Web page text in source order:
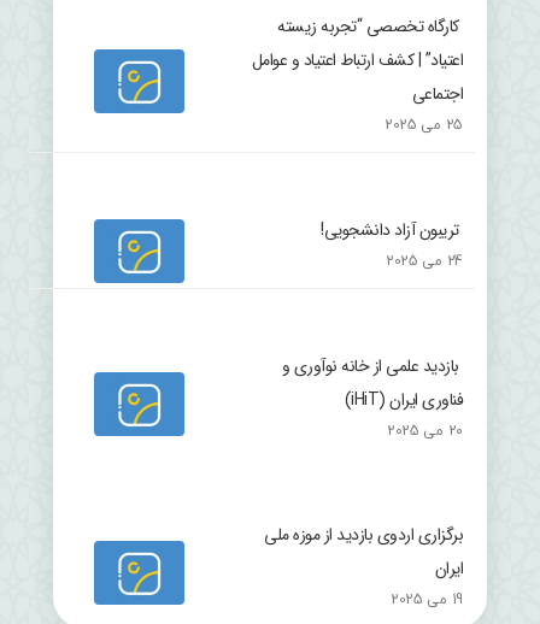
کارگاه تخصصی “تجربه زیسته
اعتیاد” | کشف ارتباط اعتیاد و عوامل
اجتماعی
25 می 2025
تریبون آزاد دانشجویی!
24 می 2025
بازدید علمی از خانه نوآوری و
فناوری ایران (iHiT)
20 می 2025
برگزاری اردوی بازدید از موزه ملی
ایران
19 می 2025